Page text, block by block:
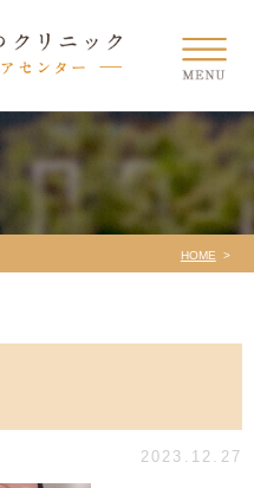
HOME
2023.12.27